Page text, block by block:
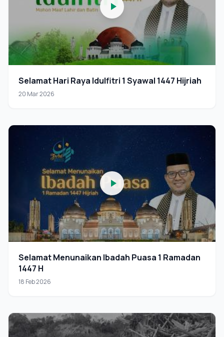
Selamat Hari Raya Idulfitri 1 Syawal 1447 Hijriah
20 Mar 2026
Selamat Menunaikan Ibadah Puasa 1 Ramadan
1447 H
18 Feb 2026